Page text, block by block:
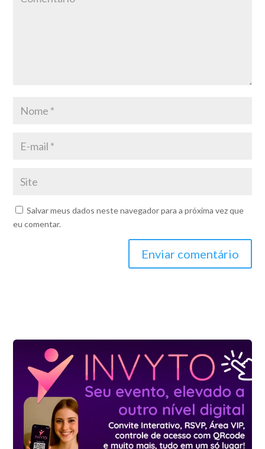
Salvar meus dados neste navegador para a próxima vez que
eu comentar.
Enviar comentário